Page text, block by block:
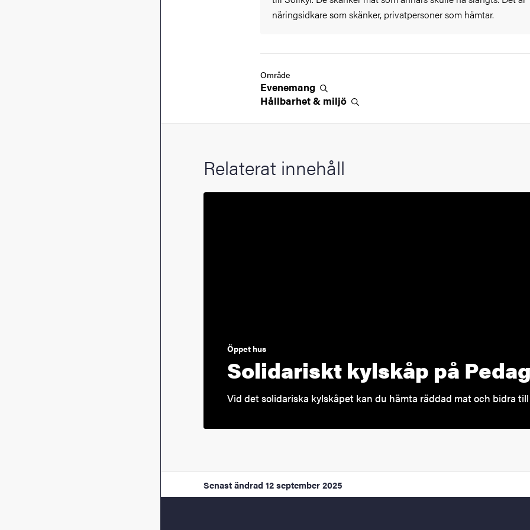
näringsidkare som skänker, privatpersoner som hämtar.
Område
Evenemang
Hållbarhet & miljö
Relaterat innehåll
Öppet hus
Solidariskt kylskåp på
Vid det solidariska kylskåpet kan du hämta räddad mat och bidra
Senast ändrad 12 september 2025